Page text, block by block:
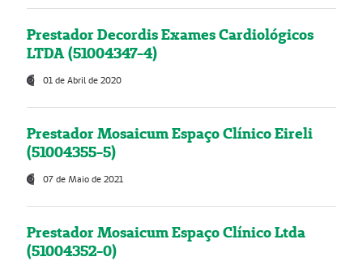
Prestador Decordis Exames Cardiológicos
LTDA (51004347-4)
01 de Abril de 2020
Prestador Mosaicum Espaço Clínico Eireli
(51004355-5)
07 de Maio de 2021
Prestador Mosaicum Espaço Clínico Ltda
(51004352-0)